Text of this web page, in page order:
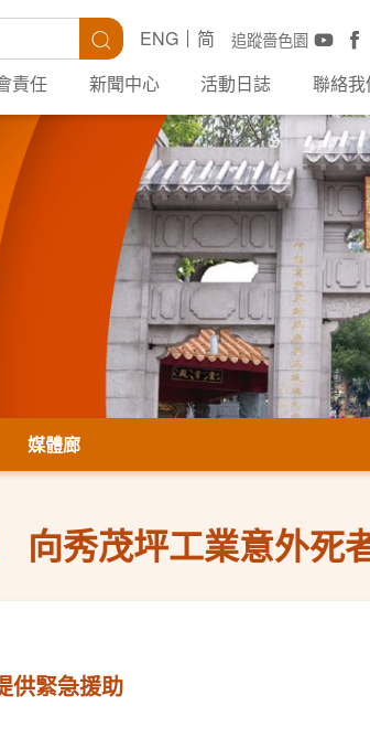
搜尋 追蹤嗇色園
ENG
简
責任 新聞中心 活動日誌 聯絡我
媒體廊
向秀茂坪工業意外死
供緊急援助